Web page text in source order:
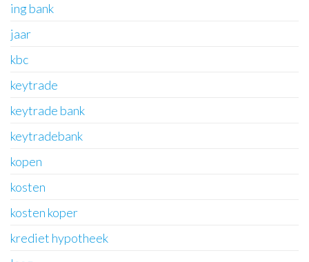
ing bank
jaar
kbc
keytrade
keytrade bank
keytradebank
kopen
kosten
kosten koper
krediet hypotheek